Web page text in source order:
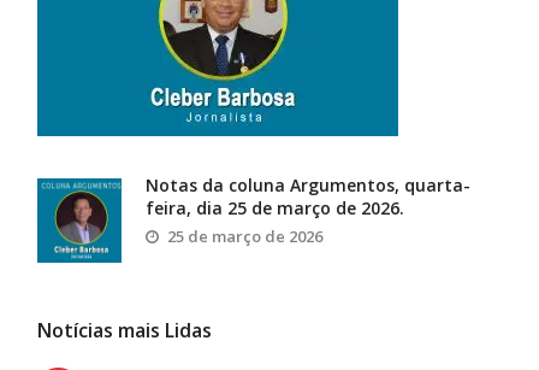
Notas da coluna Argumentos, quarta-
feira, dia 25 de março de 2026.
25 de março de 2026
Notícias mais Lidas